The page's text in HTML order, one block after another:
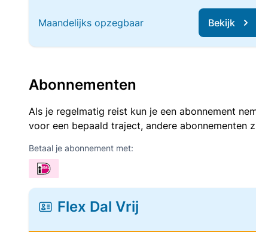
Maandelijks opzegbaar Bekijk
Abonnementen
Als je regelmatig reist kun je een abonnement
voor een bepaald traject, andere abonnementen
Betaal je abonnement met:
Flex Dal Vrij